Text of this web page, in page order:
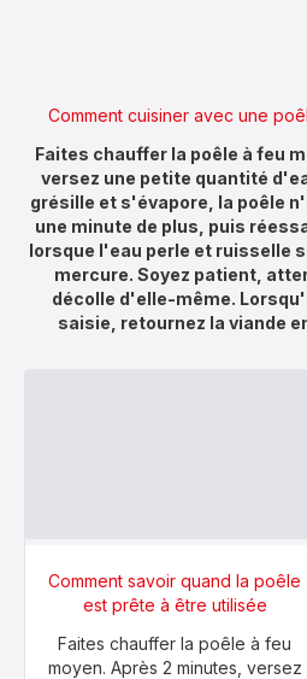
Comment cuisiner avec une
Faites chauffer la poêle à feu
versez une petite quantité
grésille et s'évapore, la poêle
une minute de plus, puis
lorsque l'eau perle et ruisselle
mercure. Soyez patient,
décolle d'elle-même.
saisie, retournez la viande
Comment savoir quand la poêle
est prête à être utilisée
Faites chauffer la poêle à feu
moyen. Après 2 minutes, versez